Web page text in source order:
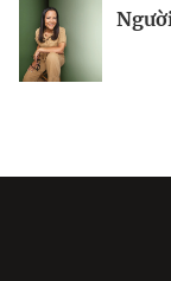
Tỉ
Kỳ